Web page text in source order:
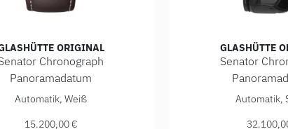
Ref: 1-37-01-05-02-33, Preis: 15.200,00 €
ORIGINAL
Chronograph
Panoramadatum
Original Senator Chronograph Panoramadatum, Ref:
Automatik, Weiß
15.200,00 €
GLASHÜTTE
Senator
Glashütte Original
Automatik,